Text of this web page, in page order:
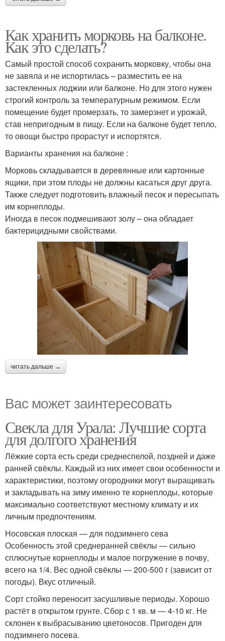
Как хранить морковь на балконе.
Как это сделать?
Самый простой способ сохранить морковку, чтобы она
не завяла и не испортилась – разместить ее на
застекленных лоджии или балконе. Но для этого нужен
строгий контроль за температурным режимом. Если
помещение будет промерзать, то замерзнет и урожай,
став непригодным в пищу. Если на балконе будет тепло,
то овощи быстро прорастут и испортятся.
Варианты хранения на балконе :
Морковь складывается в деревянные или картонные
ящики, при этом плоды не должны касаться друг друга.
Также следует подготовить влажный песок и пересыпать
им корнеплоды.
Иногда в песок подмешивают золу – она обладает
бактерицидными свойствами.
читать дальше →
Вас может заинтересовать
Свекла для Урала: Лучшие сорта
для долгого хранения
Лёжкие сорта есть среди среднеспелой, поздней и даже
ранней свёклы. Каждый из них имеет свои особенности и
характеристики, поэтому огородники могут выращивать
и закладывать на зиму именно те корнеплоды, которые
максимально соответствуют местному климату и их
личным предпочтениям.
Носовская плоская — для подзимнего сева
Особенность этой среднеранней свёклы — сильно
сплюснутые корнеплоды и малое погружение в почву,
всего на 1/4. Вес одной свёклы — 200-500 г (зависит от
погоды). Вкус отличный.
Сорт стойко переносит засушливые периоды. Хорошо
растёт в открытом грунте. Сбор с 1 кв. м — 4-10 кг. Не
склонен к выбрасыванию цветоносов. Пригоден для
подзимнего посева.